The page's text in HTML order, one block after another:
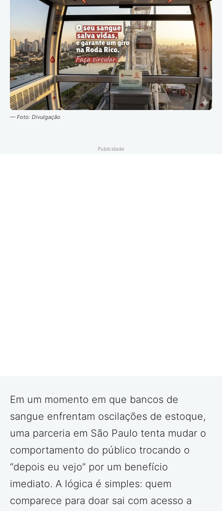
— Foto: Divulgação
Publicidade
Em um momento em que bancos de
sangue enfrentam oscilações de estoque,
uma parceria em São Paulo tenta mudar o
comportamento do público trocando o
“depois eu vejo” por um benefício
imediato. A lógica é simples: quem
comparece para doar sai com acesso a